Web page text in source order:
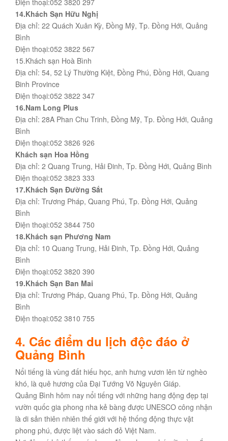
14.Khách Sạn Hữu Nghị
Địa chỉ: 22 Quách Xuân Kỳ, Đồng Mỹ, Tp. Đồng Hới, Quảng
Bình
Điện thoại:052 3822 567
15.Khách sạn Hoà Bình
Địa chỉ: 54, 52 Lý Thường Kiệt, Đồng Phú, Đồng Hới, Quang
Binh Province
Điện thoại:052 3822 347
16.Nam Long Plus
Địa chỉ: 28A Phan Chu Trinh, Đồng Mỹ, Tp. Đồng Hới, Quảng
Bình
Điện thoại:052 3826 926
Khách sạn Hoa Hồng
Địa chỉ: 2 Quang Trung, Hải Đinh, Tp. Đồng Hới, Quảng Bình
Điện thoại:052 3823 333
17.Khách Sạn Đường Sắt
Địa chỉ: Trương Pháp, Quang Phú, Tp. Đồng Hới, Quảng
Bình
Điện thoại:052 3844 750
18.Khách sạn Phương Nam
Địa chỉ: 10 Quang Trung, Hải Đinh, Tp. Đồng Hới, Quảng
Bình
Điện thoại:052 3820 390
19.Khách Sạn Ban Mai
Địa chỉ: Trương Pháp, Quang Phú, Tp. Đồng Hới, Quảng
Bình
Điện thoại:052 3810 755
4. Các điểm du lịch độc đáo ở
Quảng Bình
Nổi tiếng là vùng đất hiếu học, anh hưng vươn lên từ nghèo
khó, là quê hương của Đại Tướng Võ Nguyên Giáp.
Quảng Bình hôm nay nổi tiếng với những hang động đẹp tại
vườn quốc gia phong nha kẻ bàng được UNESCO công nhận
là di sản thiên nhiên thế giới với hệ thống động thực vật
phong phú, được liệt vào sách đỏ Việt Nam.